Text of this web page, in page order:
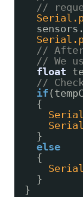
//
// After
// We
float
//
if
{
}
else
{
}
}